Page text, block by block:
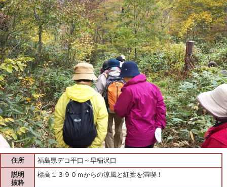
住所
福島県デコ平口～早稲沢口
説明
抜粋
標高１３９０ｍからの涼風と紅葉を満喫！